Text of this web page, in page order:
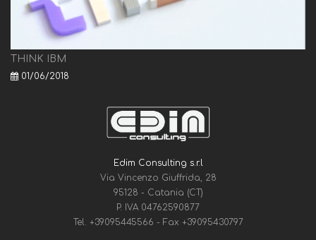
THINK IBM
01/06/2018
Edim Consulting s.r.l
Via Vincenzo Giuffrida, 28
95128 - Catania (CT)
P. IVA 04762590877
Tel. +39095445566 - Fax +39095430797